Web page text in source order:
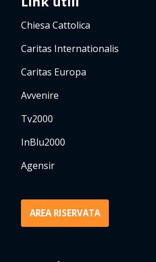
Chiesa Cattolica
Caritas Internationalis
Caritas Europa
Avvenire
Tv2000
InBlu2000
Agensir
AREA RISERVATA